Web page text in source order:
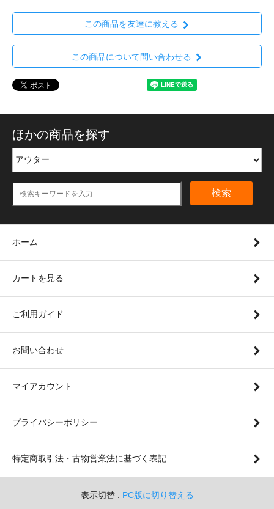
この商品を友達に教える
この商品について問い合わせる
ほかの商品を探す
検索
ホーム
カートを見る
ご利用ガイド
お問い合わせ
マイアカウント
プライバシーポリシー
特定商取引法・古物営業法に基づく表記
表示切替 : PC版に切り替える